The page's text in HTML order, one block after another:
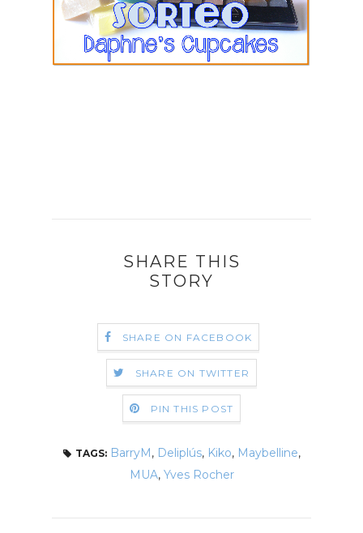
SHARE THIS
STORY
SHARE ON FACEBOOK
SHARE ON TWITTER
PIN THIS POST
TAGS: BarryM, Deliplús, Kiko, Maybelline,
MUA, Yves Rocher